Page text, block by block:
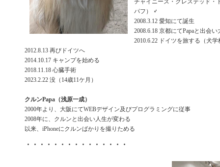
チャイニーズ・クレステッド・
パフ） ♂
2008.3.12 愛知にて誕生
2008.6.18 京都にてPapaと出会い
2010.6.22 ドイツを旅する（犬
2012.8.13 再びドイツへ
2014.10.17 キャンプを始める
2018.11.18 心臓手術
2023.2.22 没（14歳11ケ月）
クルンPapa（浅原一成）
2000年より、大阪にてWEBデザイン及びプログラミングに従事
2008年に、クルンと出会い人生が変わる
以来、iPhoneにクルンばかりを撮りためる
・・・・・・・・・・・・・・・